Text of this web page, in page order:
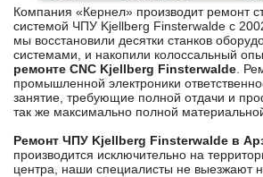
Компания «Кернел» производит ремонт
системой ЧПУ Kjellberg Finsterwalde с
мы восстановили десятки станков
системами, и накопили колоссальный
ремонте CNC Kjellberg Finsterwalde .
промышленной электроники
занятие, требующие полной отдачи и
так же максимально полной
Ремонт ЧПУ Kjellberg Finsterwalde в
производится исключительно на
центра, наши специалисты не выезжают